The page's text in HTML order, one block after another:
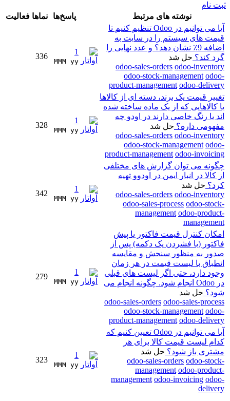
ثبت نام
نوشته های مرتبط
پاسخ‌ها نماها فعالیت
آیا می توانیم در Odoo تنظیم کنیم تا
قیمت های سیستم را در سایت به
اضافه 9٪ نشان دهد؟ و عدد نهایی را
گرد کند؟ حل شد
odoo-sales-orders odoo-inventory
odoo-stock-management odoo-
product-management odoo-delivery
1
MMM yy
336
تغییر قیمت یک برند، دسته ای از کالاها
یا کالاهایی که از یک ماده ساخته شده
اند یا رنگ خاصی دارند در اودو چه
مفهومی داره؟ حل شد
odoo-sales-orders odoo-inventory
odoo-stock-management odoo-
product-management odoo-invoicing
1
MMM yy
328
چگونه می توان گزارش های مختلفی
از کالا در انبار ایمن در اودوو تهیه
کرد؟ حل شد
odoo-sales-orders odoo-inventory
odoo-sales-process odoo-stock-
management odoo-product-
management
1
MMM yy
342
امکان کنترل قیمت فاکتور یا پیش
فاکتور (با فشردن یک دکمه) پس از
صدور به منظور سنجش و مقایسه
انطباق با لیست قیمت در هر زمان
وجود دارد، حتی اگر لیست های قبلی
در Odoo انجام شود. چگونه انجام می
شود؟ حل شد
odoo-sales-orders odoo-sales-process
odoo-stock-management odoo-
product-management odoo-delivery
1
MMM yy
279
آیا می توانیم در Odoo تعیین کنیم که
کدام لیست قیمت کالا برای هر
مشتری باز شود؟ حل شد
odoo-sales-orders odoo-stock-
management odoo-product-
management odoo-invoicing odoo-
delivery
1
MMM yy
323